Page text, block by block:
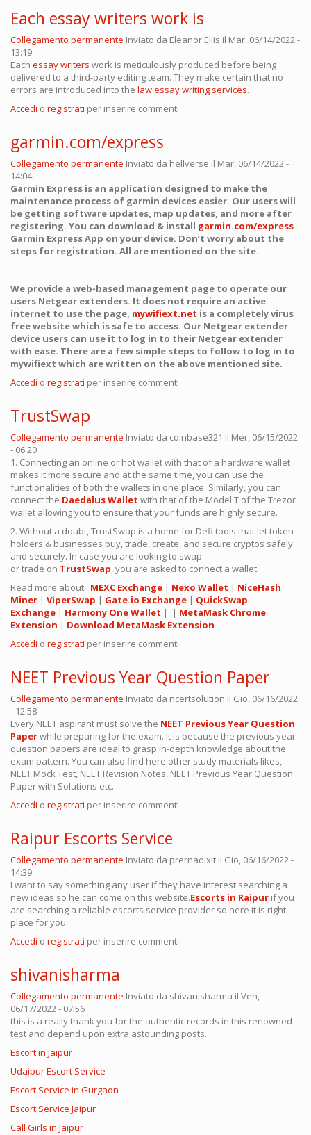
Each essay writers work is
Collegamento permanente Inviato da Eleanor Ellis il Mar, 06/14/2022 -
13:19
Each essay writers work is meticulously produced before being
delivered to a third-party editing team. They make certain that no
errors are introduced into the law essay writing services.
Accedi o registrati per inserire commenti.
garmin.com/express
Collegamento permanente Inviato da hellverse il Mar, 06/14/2022 -
14:04
Garmin Express is an application designed to make the
maintenance process of garmin devices easier. Our users will
be getting software updates, map updates, and more after
registering. You can download & install garmin.com/express
Garmin Express App on your device. Don’t worry about the
steps for registration. All are mentioned on the site.
We provide a web-based management page to operate our
users Netgear extenders. It does not require an active
internet to use the page, mywifiext.net is a completely virus
free website which is safe to access. Our Netgear extender
device users can use it to log in to their Netgear extender
with ease. There are a few simple steps to follow to log in to
mywifiext which are written on the above mentioned site.
Accedi o registrati per inserire commenti.
TrustSwap
Collegamento permanente Inviato da coinbase321 il Mer, 06/15/2022
- 06:20
1. Connecting an online or hot wallet with that of a hardware wallet
makes it more secure and at the same time, you can use the
functionalities of both the wallets in one place. Similarly, you can
connect the Daedalus Wallet with that of the Model T of the Trezor
wallet allowing you to ensure that your funds are highly secure.
2. Without a doubt, TrustSwap is a home for Defi tools that let token
holders & businesses buy, trade, create, and secure cryptos safely
and securely. In case you are looking to swap
or trade on TrustSwap, you are asked to connect a wallet.
Read more about: MEXC Exchange | Nexo Wallet | NiceHash
Miner | ViperSwap | Gate.io Exchange | QuickSwap
Exchange | Harmony One Wallet | | MetaMask Chrome
Extension | Download MetaMask Extension
Accedi o registrati per inserire commenti.
NEET Previous Year Question Paper
Collegamento permanente Inviato da ncertsolution il Gio, 06/16/2022
- 12:58
Every NEET aspirant must solve the NEET Previous Year Question
Paperwhile preparing for the exam. It is because the previous year
question papers are ideal to grasp in-depth knowledge about the
exam pattern. You can also find here other study materials likes,
NEET Mock Test, NEET Revision Notes, NEET Previous Year Question
Paper with Solutions etc.
Accedi o registrati per inserire commenti.
Raipur Escorts Service
Collegamento permanente Inviato da prernadixit il Gio, 06/16/2022 -
14:39
I want to say something any user if they have interest searching a
new ideas so he can come on this website.Escorts in Raipur if you
are searching a reliable escorts service provider so here it is right
place for you.
Accedi o registrati per inserire commenti.
shivanisharma
Collegamento permanente Inviato da shivanisharma il Ven,
06/17/2022 - 07:56
this is a really thank you for the authentic records in this renowned
test and depend upon extra astounding posts.
Escort in Jaipur
Udaipur Escort Service
Escort Service in Gurgaon
Escort Service Jaipur
Call Girls in Jaipur